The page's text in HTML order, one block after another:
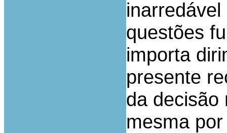
questões
importa
presente
da decisão
mesma